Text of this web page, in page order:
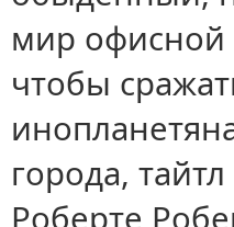
мир офисной
чтобы
города,
Роберте